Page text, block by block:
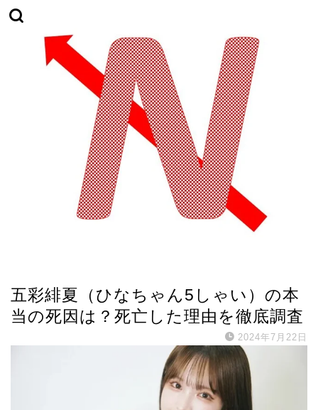
五彩緋夏（ひなちゃん5しゃい）の本
当の死因は？死亡した理由を徹底調査
2024年7月22日